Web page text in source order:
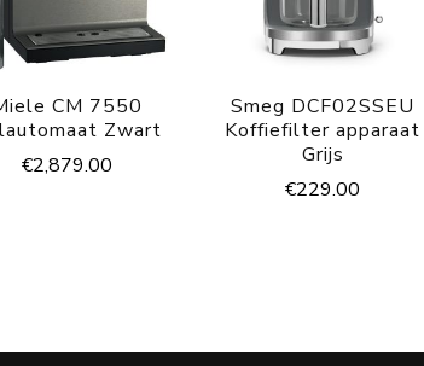
CM 7550
Zwart
€2,879.00
Smeg DCF02SSEU
Koffiefilter apparaat
Grijs
€229.00